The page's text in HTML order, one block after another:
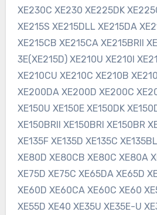
XE230C XE230 XE225DK
XE215S XE215DLL XE215DA
XE215CB XE215CA XE215BRII
3E(XE215D) XE210U XE210I
XE210CU XE210C XE210B
XE200DA XE200D XE200C
XE150U XE150E XE150DK
XE150BRII XE150BRI XE150BR
XE135F XE135D XE135C
XE80D XE80CB XE80C XE80A
XE75D XE75C XE65DA XE65D
XE60D XE60CA XE60C XE60
XE55D XE40 XE35U XE35E-U